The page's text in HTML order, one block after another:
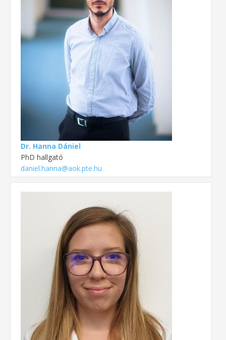
Dr. Hanna Dániel
PhD hallgató
daniel.hanna@aok.pte.hu